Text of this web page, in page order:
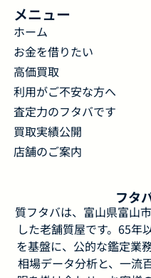
メニュー
ホーム
お金を借りたい
高価買取
利用がご不安な方へ
査定力のフタバです
買取実績公開
店舗のご案内
フタ
質フタバは、富山県富山
した老舗質屋です。65年
を基盤に、公的な鑑定業
相場データ分析と、一流